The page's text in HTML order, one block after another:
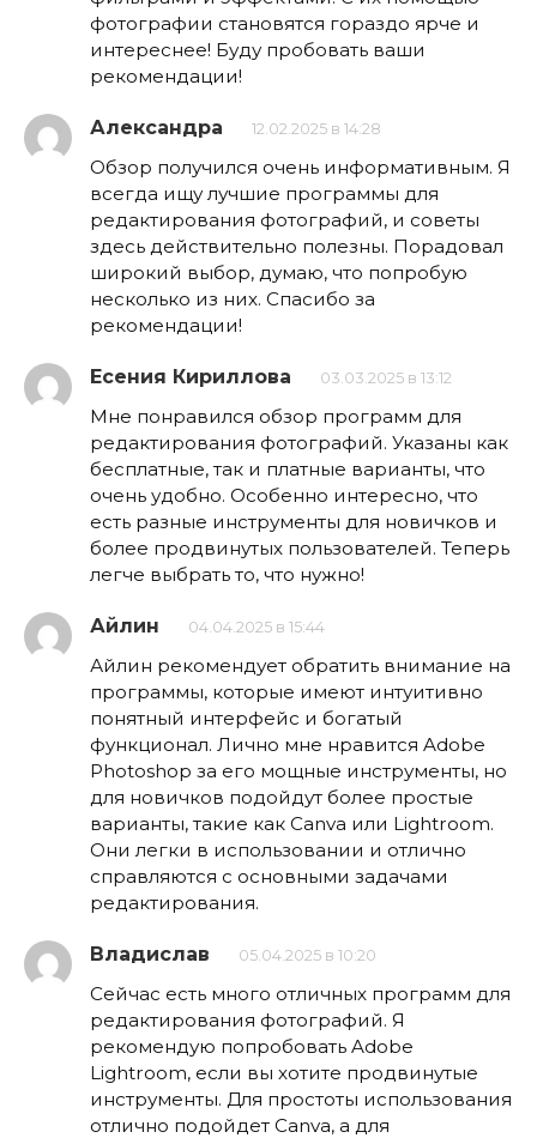
фотографии становятся гораздо ярче и
интереснее! Буду пробовать ваши
рекомендации!
Александра 12.02.2025 в 14:28
Обзор получился очень информативным. Я
всегда ищу лучшие программы для
редактирования фотографий, и советы
здесь действительно полезны. Порадовал
широкий выбор, думаю, что попробую
несколько из них. Спасибо за
рекомендации!
Есения Кириллова 03.03.2025 в 13:12
Мне понравился обзор программ для
редактирования фотографий. Указаны как
бесплатные, так и платные варианты, что
очень удобно. Особенно интересно, что
есть разные инструменты для новичков и
более продвинутых пользователей. Теперь
легче выбрать то, что нужно!
Айлин 04.04.2025 в 15:44
Айлин рекомендует обратить внимание на
программы, которые имеют интуитивно
понятный интерфейс и богатый
функционал. Лично мне нравится Adobe
Photoshop за его мощные инструменты, но
для новичков подойдут более простые
варианты, такие как Canva или Lightroom.
Они легки в использовании и отлично
справляются с основными задачами
редактирования.
Владислав 05.04.2025 в 10:20
Сейчас есть много отличных программ для
редактирования фотографий. Я
рекомендую попробовать Adobe
Lightroom, если вы хотите продвинутые
инструменты. Для простоты использования
отлично подойдет Canva, а для